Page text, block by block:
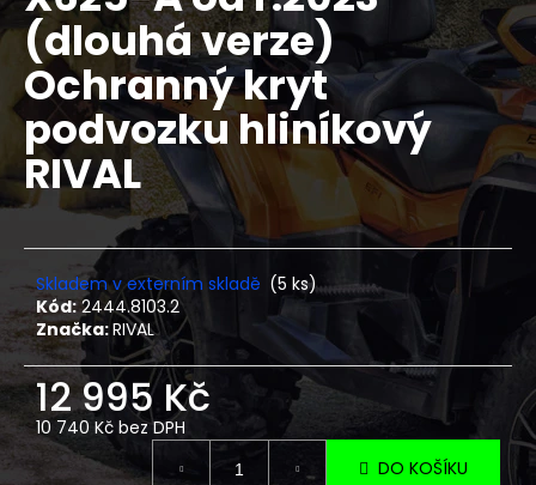
0,0
z
5
hvězdiček.
(dlouhá verze)
Ochranný kryt
podvozku hliníkový
RIVAL
Skladem v externím skladě (5 ks)
Kód: 2444.8103.2
Značka:RIVAL
12 995 Kč
10 740 Kč bez DPH
Měrná
cena:
DO KOŠÍKU
a
j
í
t
?
HLEDAT
D
o
p
o